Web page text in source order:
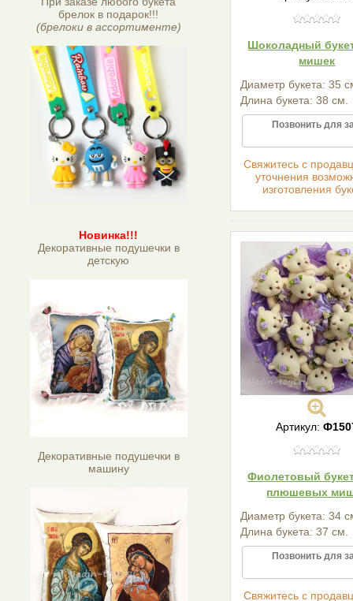
брелок в подарок!!!
(брелоки в ассортименте)
Новинка!!!
Декоративные подушечки в
детскую
Декоративные подушечки в
машину
Шоколадный
мишек
Диаметр букета: 35
Длина букета: 38 см.
Позвонить для
Cвяжитесь с
уточнения
изготовления
Артикул:
Фиолетовый
плюшевых
Диаметр букета: 34
Длина букета: 37 см.
Позвонить для
Cвяжитесь с